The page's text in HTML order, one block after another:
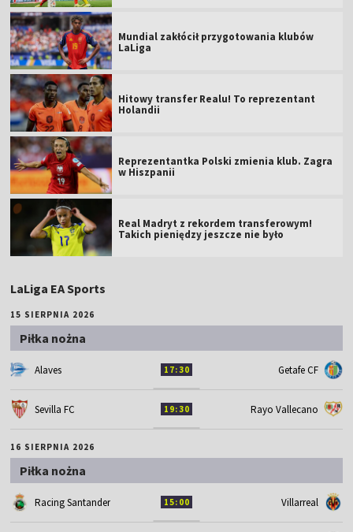
Mundial zakłócił przygotowania klubów
LaLiga
Hitowy transfer Realu! To reprezentant
Holandii
Reprezentantka Polski zmienia klub. Zagra
w Hiszpanii
Real Madryt z rekordem transferowym!
Takich pieniędzy jeszcze nie było
LaLiga EA Sports
15 SIERPNIA 2026
Piłka nożna
Alaves 17:30 Getafe CF
Sevilla FC 19:30 Rayo Vallecano
16 SIERPNIA 2026
Piłka nożna
Racing Santander 15:00 Villarreal